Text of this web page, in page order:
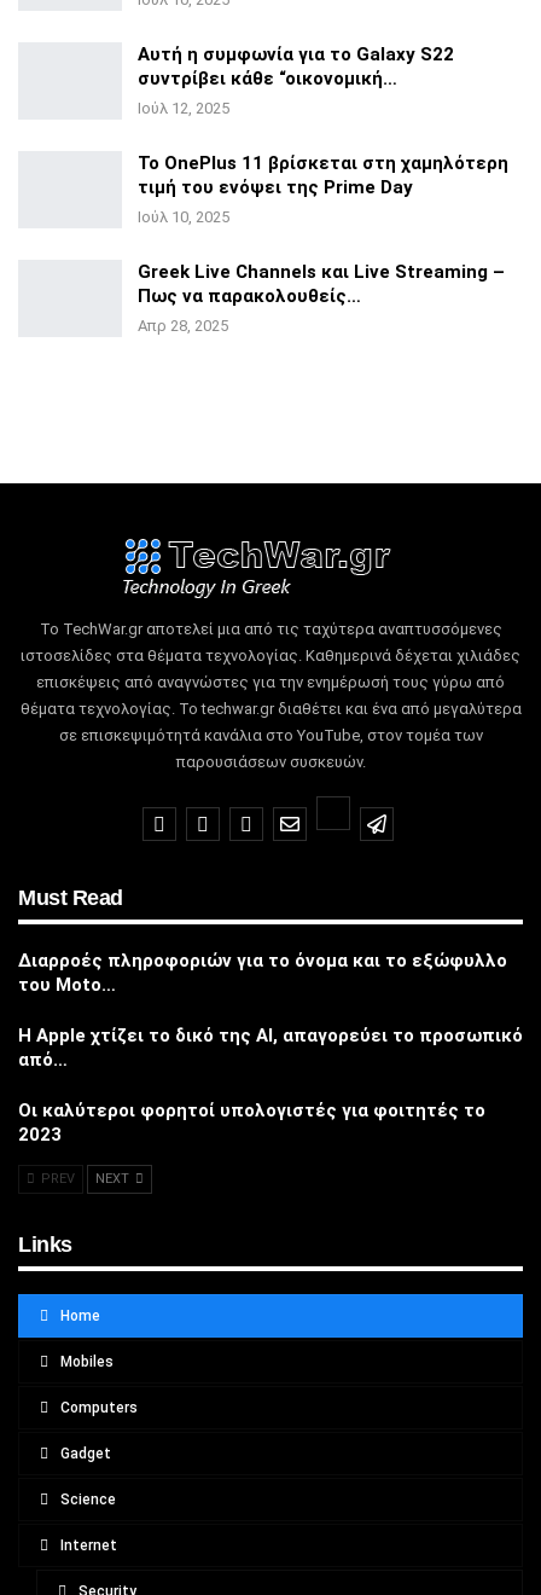
Αυτή η συμφωνία για το Galaxy S22
συντρίβει κάθε “οικονομική…
Ιούλ 12, 2025
Το OnePlus 11 βρίσκεται στη χαμηλότερη
τιμή του ενόψει της Prime Day
Ιούλ 10, 2025
Greek Live Channels και Live Streaming –
Πως να παρακολουθείς…
Απρ 28, 2025
Το TechWar.gr αποτελεί μια από τις ταχύτερα αναπτυσσόμενες
ιστοσελίδες στα θέματα τεχνολογίας. Καθημερινά δέχεται χιλιάδες
επισκέψεις από αναγνώστες για την ενημέρωσή τους γύρω από
θέματα τεχνολογίας. Το techwar.gr διαθέτει και ένα από μεγαλύτερα
σε επισκεψιμότητά κανάλια στο YouTube, στον τομέα των
παρουσιάσεων συσκευών.
Must Read
Διαρροές πληροφοριών για το όνομα και το εξώφυλλο
του Moto…
Η Apple χτίζει το δικό της AI, απαγορεύει το προσωπικό
από…
Οι καλύτεροι φορητοί υπολογιστές για φοιτητές το
2023
PREV NEXT
Links
Home
Mobiles
Computers
Gadget
Science
Internet